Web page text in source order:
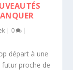
| 0 |
départ à une
futur proche de